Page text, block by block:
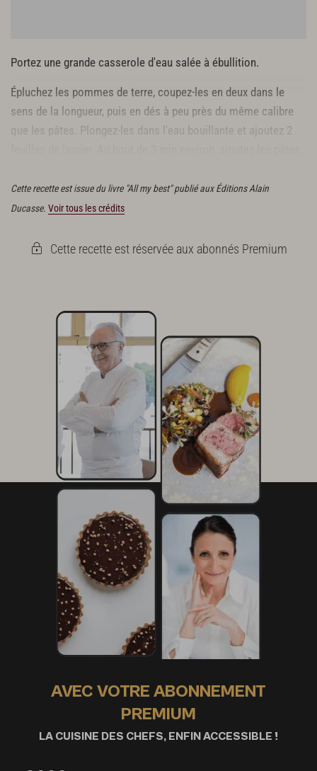
Portez une grande casserole d'eau salée à ébullition.
Épluchez les pommes de terre, coupez-les en deux dans le
sens de la longueur, puis en dés à peu près du même calibre
que les pâtes. Plongez-les dans l'eau bouillante et ajoutez 2
Cette recette est issue du livre "All my best" publié aux Éditions Alain
Ducasse. Voir tous les crédits
Cette recette est réservée aux abonnés Premium
AVEC VOTRE ABONNEMENT
PREMIUM
LA CUISINE DES CHEFS, ENFIN ACCESSIBLE !